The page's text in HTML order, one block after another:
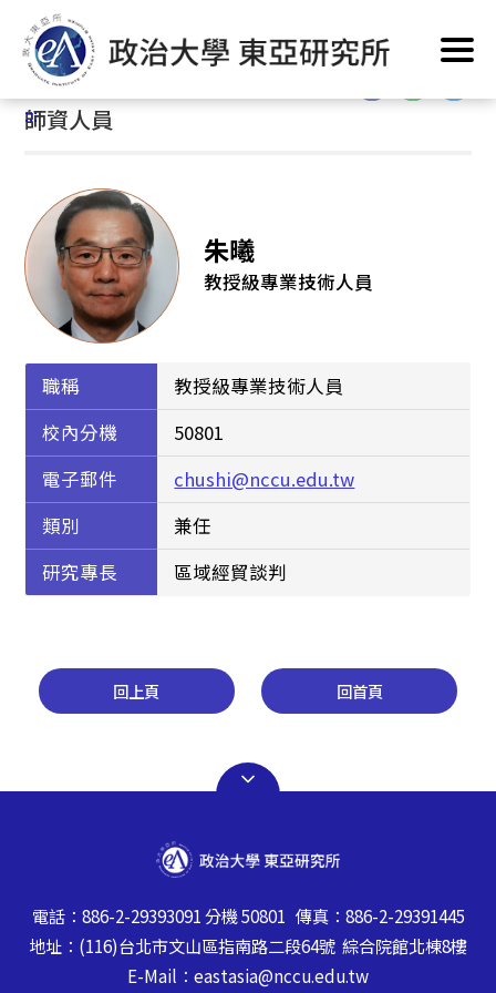
到
要
內
首頁/
:::
:::
師資人員
朱曦
教授級專業技術人員
職稱
教授級專業技術人員
校內分機
50801
電子郵件
chushi@nccu.edu.tw
類別
兼任
研究專長
區域經貿談判
回上頁 回首頁
電話：886-2-29393091 分機 50801 傳真：886-2-29391445
地址：(116)台北市文山區指南路二段64號 綜合院館北棟8樓
E-Mail：eastasia@nccu.edu.tw